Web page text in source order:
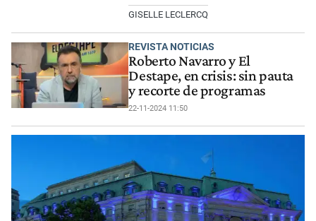
GISELLE LECLERCQ
REVISTA NOTICIAS
Roberto Navarro y El
Destape, en crisis: sin pauta
y recorte de programas
22-11-2024 11:50